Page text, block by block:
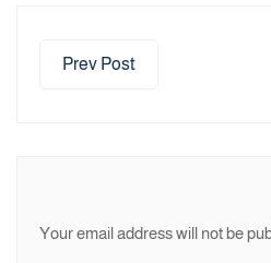
Prev Post
Your email address will not be